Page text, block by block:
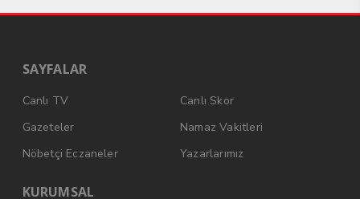
SAYFALAR
Canlı TV
Canlı Skor
Gazeteler
Namaz Vakitleri
Nöbetçi Eczaneler
Yazarlarımız
KURUMSAL